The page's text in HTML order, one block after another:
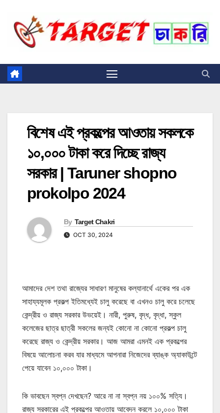
content
বিশেষ এই প্রকল্পের আওতায় সকলকে
১০,০০০ টাকা করে দিচ্ছে রাজ্য
সরকার | Taruner shopno
prokolpo 2024
By Target Chakri
OCT 30, 2024
আমাদের দেশ তথা রাজ্যের সাধারণ মানুষের কল্যানার্থে একের পর এক
সাহায্যমূলক প্রকল্প ইতিমধ্যেই চালু করেছে বা এখনও চালু করে চলেছে
কেন্দ্রীয় ও রাজ্য সরকার উভয়েই। নারী, পুরুষ, বৃদ্ধ, বৃদ্ধা, স্কুল
কলেজের ছাত্র ছাত্রী সকলের জন্যই কোনো না কোনো প্রকল্প চালু
করেছে রাজ্য ও কেন্দ্রীয় সরকার। আজ আমরা এমনই এক প্রকল্পের
বিষয়ে আলোচনা করব যার মাধ্যমে আপনারা নিজেদের ব্যাঙ্ক অ্যাকাউন্টে
পেয়ে যাবেন ১০,০০০ টাকা।
কি ভাবছেন স্বপ্ন দেখছেন? আরে না না স্বপ্ন নয় ১০০% সত্যি।
রাজ্য সরকারের এই প্রকল্পের আওতায় আবেদন করলে ১০,০০০ টাকা